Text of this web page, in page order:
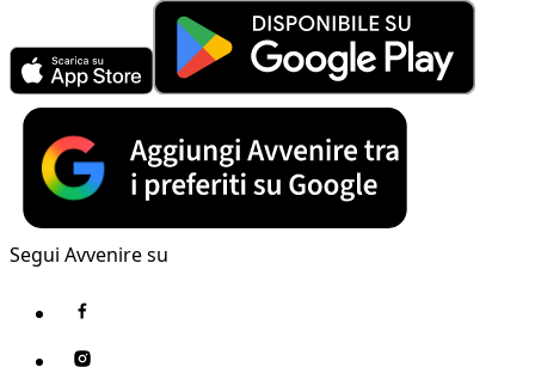
Segui Avvenire su